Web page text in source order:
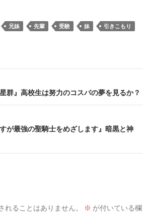
兄妹 先輩 受験 妹
引きこもり
群』高校生は努力のコスパの夢を見るか？
が最強の聖騎士をめざします』暗黒と神
れることはありません。 ※ が付いている欄